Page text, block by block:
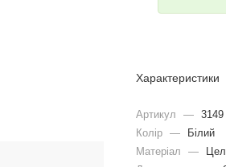
Характеристики
Артикул — 3149
Колір —
Білий
Матеріал
—